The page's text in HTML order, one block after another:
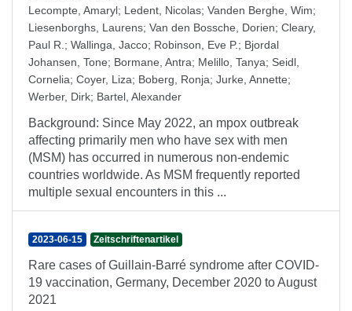
Lecompte, Amaryl; Ledent, Nicolas; Vanden Berghe, Wim;
Liesenborghs, Laurens; Van den Bossche, Dorien; Cleary,
Paul R. ; Wallinga, Jacco; Robinson, Eve P.; Bjordal
Johansen, Tone; Bormane, Antra; Melillo, Tanya; Seidl,
Cornelia; Coyer, Liza; Boberg, Ronja; Jurke, Annette;
Werber, Dirk; Bartel, Alexander
Background: Since May 2022, an mpox outbreak
affecting primarily men who have sex with men
(MSM) has occurred in numerous non-endemic
countries worldwide. As MSM frequently reported
multiple sexual encounters in this ...
2023-06-15 Zeitschriftenartikel
Rare cases of Guillain-Barré syndrome after COVID-
19 vaccination, Germany, December 2020 to August
2021